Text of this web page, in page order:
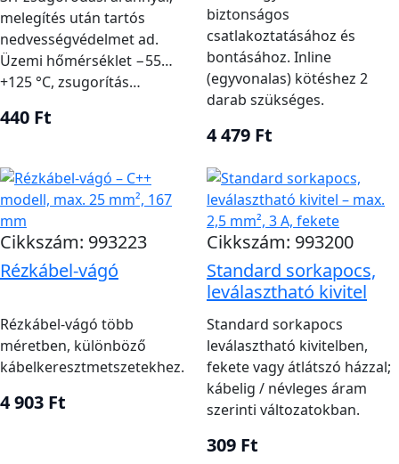
melegítés után tartós
nedvességvédelmet ad.
Üzemi hőmérséklet −55…
+125 °C, zsugorítás…
440 Ft
biztonságos
csatlakoztatásához és
bontásához. Inline
(egyvonalas) kötéshez 2
darab szükséges.
4 479 Ft
Cikkszám: 993223
Rézkábel-vágó
Rézkábel-vágó több
méretben, különböző
kábelkeresztmetszetekhez.
4 903 Ft
Cikkszám: 993200
Standard sorkapocs,
leválasztható kivitel
Standard sorkapocs
leválasztható kivitelben,
fekete vagy átlátszó házzal;
kábelig / névleges áram
szerinti változatokban.
309 Ft